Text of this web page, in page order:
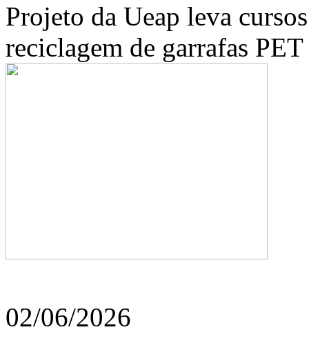
Projeto da Ueap leva
reciclagem de garrafas
02/06/2026